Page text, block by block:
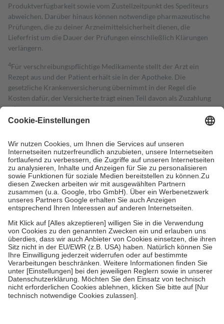
Produktverfügbarkeit sowie vom Zustellzeitpunkt des Spediteurs
abweichen. Darüber hinaus können notwendige pharmazeutische
Prüfungen, die zu deiner Arzneimittelsicherheit dienen, die
Lieferfrist um die Dauer der Prüfungen einschließlich Klärungen
verlängern.
4Für verschreibungspflichtige Medikamente stellt der Arzt ein
Rezept aus und der Patient erhält sie in der Apotheke. Die
gesetzliche Krankenversicherung übernimmt in der Regel die
Kosten dafür, der Versicherte trägt einen Teil davon als Zuzahlung
mit.
Grundsätzlich leisten Mitglieder Zuzahlungen in Höhe von zehn
höchstens zehn Euro.
Es sind jedoch nie mehr als die tatsächlichen
Kosten der Leistung zu entrichten.
Diese Regeln gelten grundsätzlich auch für Online-Apotheken.
Bei Heilmitteln und häuslicher Krankenpflege beträgt die
Zuzahlung zehn Prozent der Kosten sowie zehn Euro je
Verordnung.
Um das Engagement der Versicherten für ihre eigene Gesundheit zu
stärken und die besondere Stellung der Familie zu unterstützen,
fallenkeine Zuzahlungenan bei:
• Kindern und Jugendlichen bis zum vollendeten 18. Lebensjahr
mit Ausnahme der Fahrkosten
• Untersuchungen zur Vorsorge und Früherkennung, die von der
GKV getragen werden
• empfohlenen Schutzimpfungen
• Harn- und Blutteststreifen